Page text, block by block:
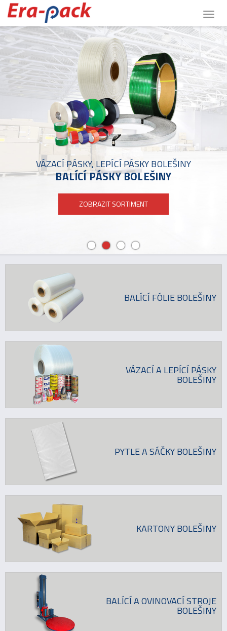
VÁZACÍ PÁSKY, LEPÍCÍ PÁSKY BOLEŠINY
BALÍCÍ PÁSKY BOLEŠINY
ZOBRAZIT SORTIMENT
BALÍCÍ FÓLIE BOLEŠINY
VÁZACÍ A LEPÍCÍ PÁSKY
BOLEŠINY
PYTLE A SÁČKY BOLEŠINY
KARTONY BOLEŠINY
BALÍCÍ A OVINOVACÍ STROJE
BOLEŠINY